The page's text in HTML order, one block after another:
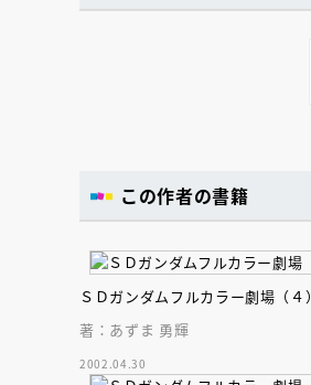
この作者の書籍
ＳＤガンダムフルカラー劇場（４）
著：あずま 勇輝
2002.04.30